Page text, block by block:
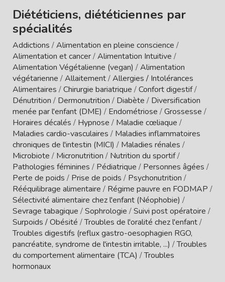
Diététiciens, diététiciennes par
spécialités
Addictions /Alimentation en pleine conscience /
Alimentation et cancer/Alimentation Intuitive /
Alimentation Végétalienne (vegan) /Alimentation
végétarienne /Allaitement/Allergies / Intolérances
Alimentaires /Chirurgie bariatrique /Confort digestif/
Dénutrition / Dermonutrition / Diabète / Diversification
menée par l'enfant (DME) / Endométriose /Grossesse /
Horaires décalés / Hypnose / Maladie cœliaque /
Maladies cardio-vasculaires / Maladies inflammatoires
chroniques de l'intestin (MICI) / Maladies rénales /
Microbiote / Micronutrition / Nutrition du sportif/
Pathologies féminines / Pédiatrique / Personnes âgées /
Perte de poids / Prise de poids / Psychonutrition /
Rééquilibrage alimentaire / Régime pauvre en FODMAP /
Sélectivité alimentaire chez l'enfant (Néophobie) /
Sevrage tabagique /Sophrologie /Suivi post opératoire /
Surpoids / Obésité /Troubles de l'oralité chez l'enfant/
Troubles digestifs (reflux gastro-oesophagien RGO,
pancréatite, syndrome de l'intestin irritable, ...) /Troubles
du comportement alimentaire (TCA) /Troubles
hormonaux